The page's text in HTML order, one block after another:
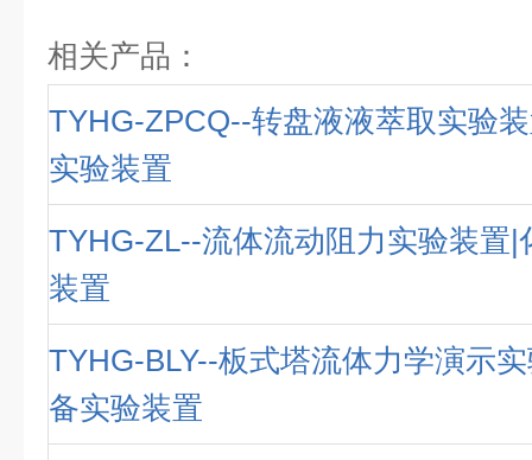
相关产品：
TYHG-ZPCQ--转盘液液萃取实验
实验装置
TYHG-ZL--流体流动阻力实验装置|
装置
TYHG-BLY--板式塔流体力学演示
备实验装置